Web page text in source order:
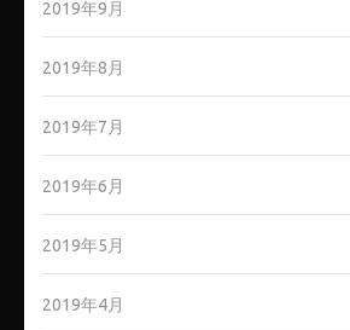
2019年9月
2019年8月
2019年7月
2019年6月
2019年5月
2019年4月